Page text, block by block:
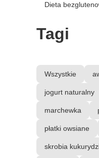
Dieta
Tagi
Wszystkie
jogurt naturalny
marchewka
płatki owsiane
skrobia